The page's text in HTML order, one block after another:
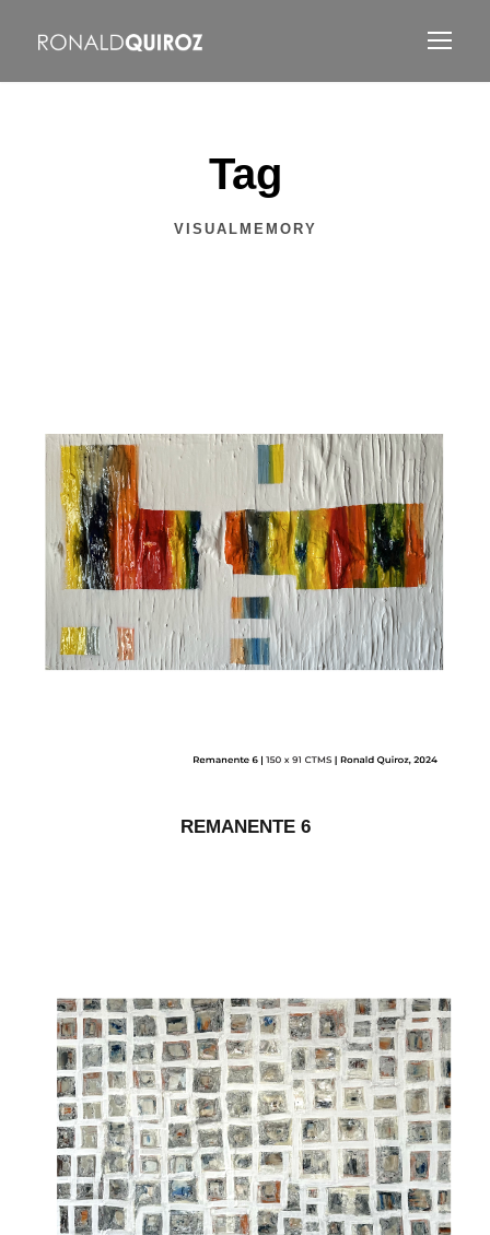
Tag
VISUALMEMORY
REMANENTE 6